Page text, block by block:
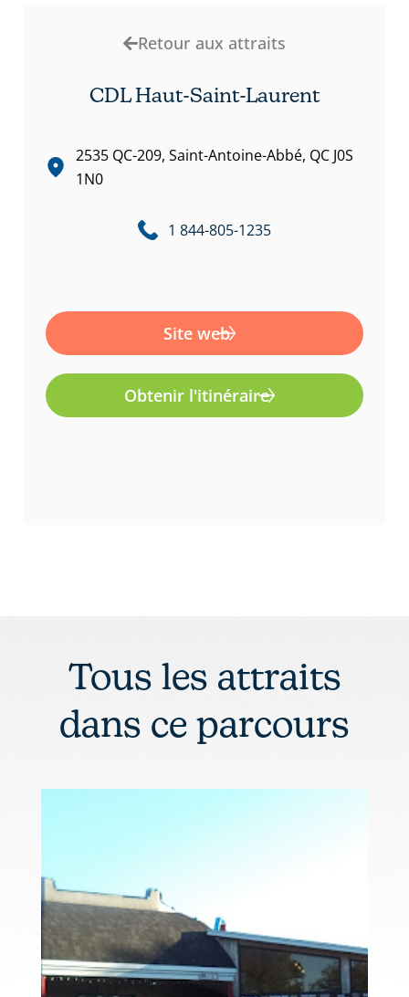
Retour aux attraits
CDL Haut-Saint-Laurent
2535 QC-209, Saint-Antoine-Abbé, QC J0S
1N0
1 844-805-1235
Site web
Obtenir l'itinéraire
Tous les attraits
dans ce parcours